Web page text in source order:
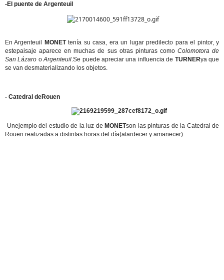
-El puente de Argenteuil
En Argenteuil MONETtenía su casa, era un lugar predilecto para el pintor, y
estepaisaje aparece en muchas de sus otras pinturas como Colomotora de
San Lázaro oArgenteuil .Se puede apreciar una influencia de TURNERya que
se van desmaterializando los objetos.
- Catedral deRouen
Unejemplo del estudio de la luz de MONETson las pinturas de la Catedral de
Rouen realizadas a distintas horas del día(atardecer y amanecer).